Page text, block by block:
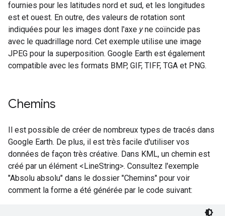
fournies pour les latitudes nord et sud, et les longitudes
est et ouest. En outre, des valeurs de rotation sont
indiquées pour les images dont l'axe yne coïncide pas
avec le quadrillage nord. Cet exemple utilise une image
JPEG pour la superposition. Google Earth est également
compatible avec les formats BMP, GIF, TIFF, TGA et PNG.
Chemins
Il est possible de créer de nombreux types de tracés dans
Google Earth. De plus, il est très facile d'utiliser vos
données de façon très créative. Dans KML, un chemin est
créé par un élément <LineString>. Consultez l'exemple
"Absolu absolu" dans le dossier "Chemins" pour voir
comment la forme a été générée par le code suivant: